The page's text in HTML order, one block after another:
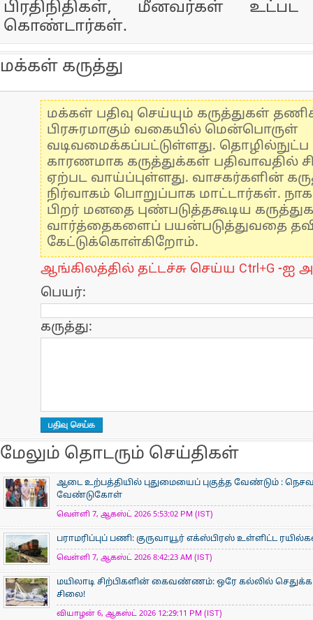
பிரதிநிதிகள், மீனவர்கள்
கொண்டார்கள்.
மக்கள் கருத்து
மக்கள் பதிவு செய்யும் கருத்துகள்
பிரசுரமாகும் வகையில் மென்பொருள்
வடிவமைக்கப்பட்டுள்ளது.
காரணமாக கருத்துக்கள் பதிவாவதில்
ஏற்பட வாய்ப்புள்ளது. வாசகர்களின்
நிர்வாகம் பொறுப்பாக மாட்டார்கள்.
பிறர் மனதை புண்படுத்தகூடிய
வார்த்தைகளைப் பயன்படுத்துவதை
கேட்டுக்கொள்கிறோம்.
ஆங்கிலத்தில் தட்டச்சு செய்ய Ctrl+G -ஐ
பெயர்:
கருத்து:
மேலும் தொடரும் செய்திகள்
ஆடை உற்பத்தியில் புதுமையைப் புகுத்த வேண்டும் :
வேண்டுகோள்
வெள்ளி 7, ஆகஸ்ட் 2026 5:53:02 PM (IST)
பராமரிப்புப் பணி: குருவாயூர் எக்ஸ்பிரஸ் உள்ளிட்ட
வெள்ளி 7, ஆகஸ்ட் 2026 8:42:23 AM (IST)
மயிலாடி சிற்பிகளின் கைவண்ணம்: ஒரே கல்லில்
சிலை!
வியாழன் 6, ஆகஸ்ட் 2026 12:29:11 PM (IST)